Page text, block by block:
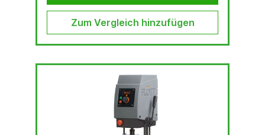
Bohrtiefenanschlag kann der Hub der
Bohrspindel millimetergenau eingestellt und...
Zum Vergleich hinzufügen